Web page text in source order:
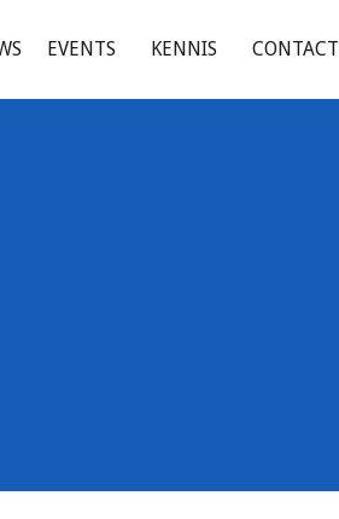
EVENTS KENNIS CONTACT